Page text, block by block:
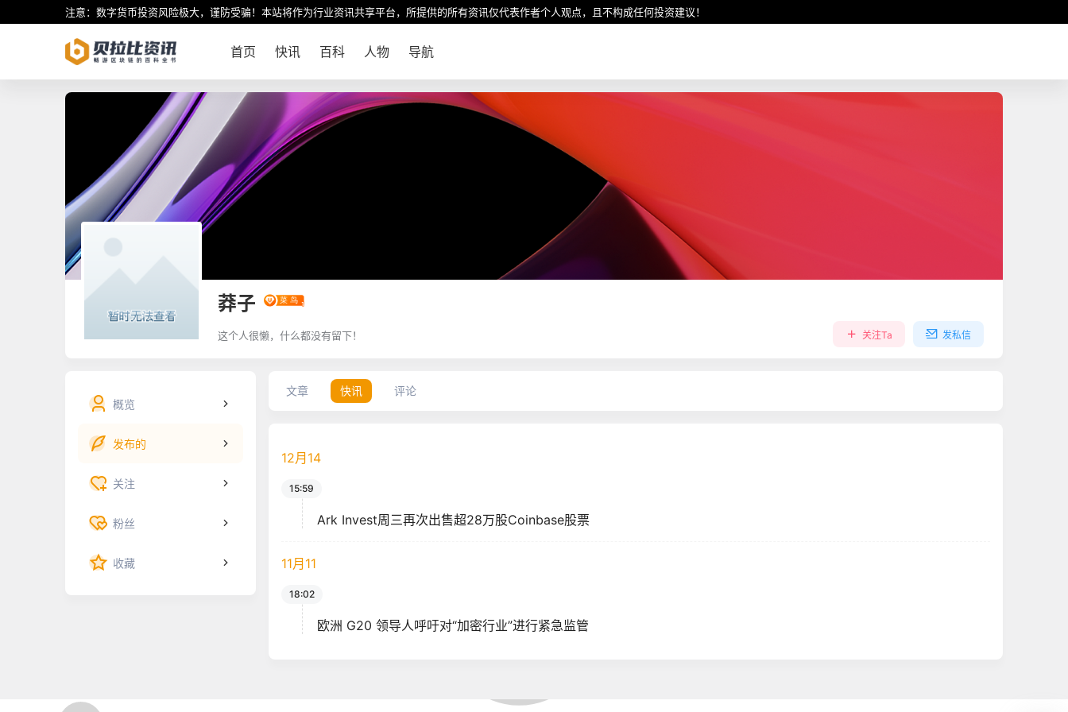
注意：数字货币投资风险极大，谨防受骗！本站将作为行业资讯共享平台，所提供的所有资讯仅代表作者个人观点，且不构成任何投资建议！
首页 快讯 百科 人物 导航
莽子
这个人很懒，什么都没有留下！ 关注Ta 发私信
概览
发布的
关注
粉丝
收藏
文章 快讯 评论
12月 14
15:59
Ark Invest周三再次出售超28万股Coinbase股票
11月 11
18:02
欧洲 G20 领导人呼吁对“加密行业”进行紧急监管